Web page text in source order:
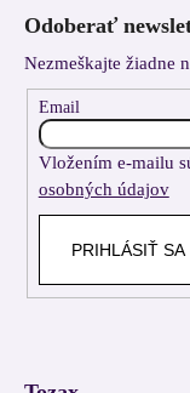
Odoberať
Nezmeškajte žiadne
Email
Vložením e-mailu
osobných údajov
PRIHLÁSIŤ SA